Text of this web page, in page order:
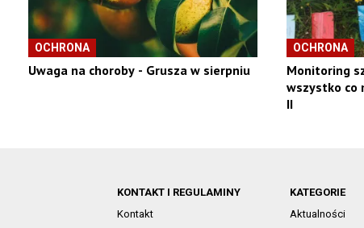
OCHRONA
Uwaga na choroby - Grusza w sierpniu
OCHRONA
Monitoring
wszystko co
II
KONTAKT I REGULAMINY
Kontakt
KATEGORIE
Aktualności